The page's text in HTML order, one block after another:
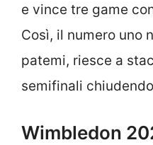
e vince tre game
Così, il numero uno
patemi, riesce a
semifinali
Wimbledon